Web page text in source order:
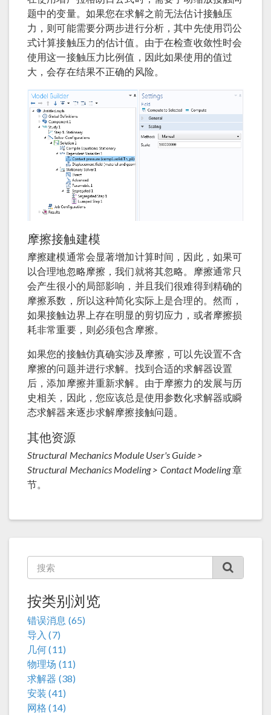
题中的变量。如果您在求解之前无法估计接触压
力，则可能需要分两步进行分析，其中先使用罚公
式计算接触压力的估计值。由于在检查收敛性时会
使用这一接触压力比例值，因此如果使用的值过
大，会存在结果不正确的风险。
摩擦接触建模
摩擦建模通常会显著增加计算时间，因此，如果可
以合理地忽略摩擦，我们就将其忽略。摩擦通常只
会产生很小的局部影响，并且我们很难得到精确的
摩擦系数，所以这种简化实际上是合理的。然而，
如果接触边界上存在明显的剪切应力，或者摩擦损
耗非常重要，则必须包含摩擦。
如果您的接触仿真确实涉及摩擦，可以先设置不含
摩擦的问题并进行求解。找到合适的求解器设置
后，添加摩擦并重新求解。由于摩擦力的发展与历
史相关，因此，您应该总是使用参数化求解器或瞬
态求解器来逐步求解摩擦接触问题。
其他资源
Structural Mechanics Module User's Guide >
Structural Mechanics Modeling > Contact Modeling章
节。
按类别浏览
错误消息 (65)
导入 (7)
几何 (11)
物理场 (11)
求解器 (38)
安装 (41)
网格 (14)